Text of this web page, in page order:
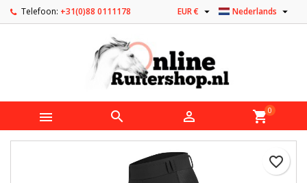
Telefoon: +31(0)88 0111178 Nederlands 
EUR € 
   shopping_cart0
favorite_border